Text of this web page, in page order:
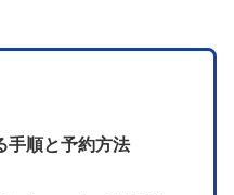
手順と予約方法